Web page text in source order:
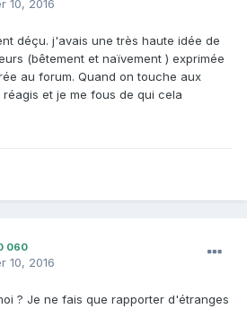
10, 2016
déçu. j'avais une très haute idée de
(bêtement et naïvement ) exprimée
au forum. Quand on touche aux
et je me fous de qui cela
060
10, 2016
? Je ne fais que rapporter d'étranges